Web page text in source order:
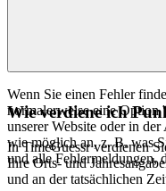
Wenn Sie einen Fehler
normalerweise eine Option
unserer Website oder in
wie möglich an, z. B. was
und alle Fehlermeldungen,
Wie verdiene ich
In TimeGuessr verdienen
Ihre Orts- und
und an der tatsächlichen